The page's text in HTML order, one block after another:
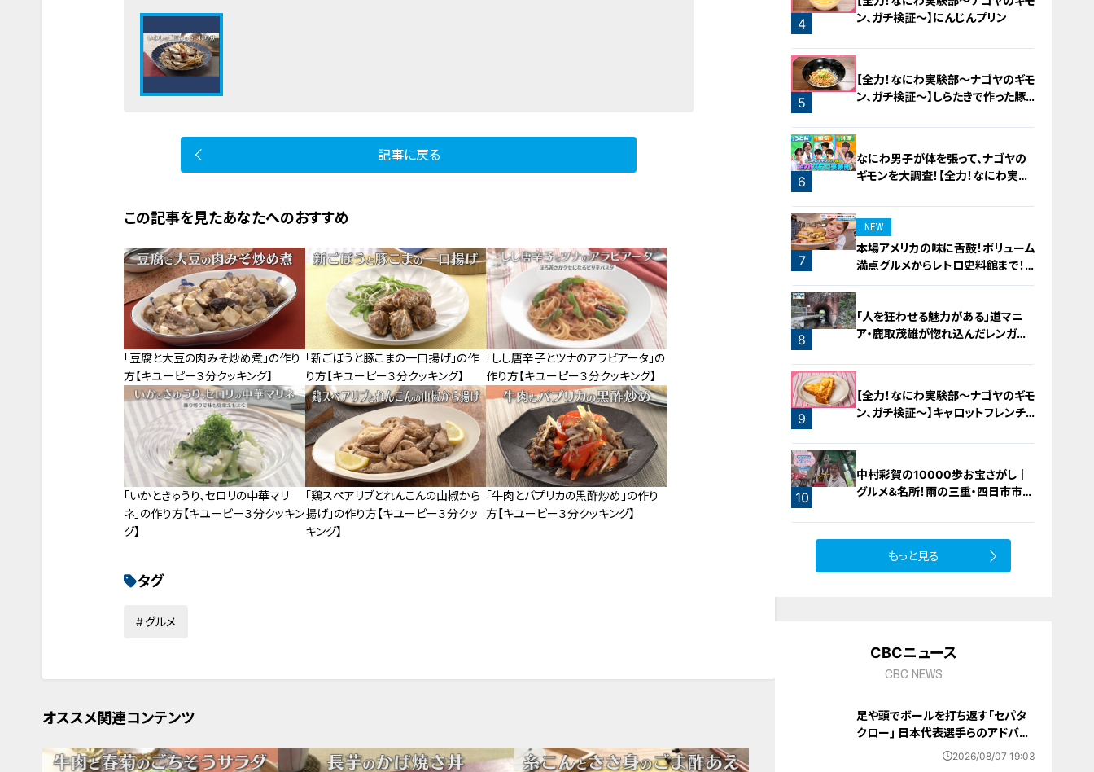
記事に戻る
この記事を見たあなたへのおすすめ
「豆腐と大豆の肉みそ炒め煮」の作り
方【キユーピー３分クッキング】
「新ごぼうと豚こまの一口揚げ」の作
り方【キユーピー３分クッキング】
「しし唐辛子とツナのアラビアータ」の
作り方【キユーピー３分クッキング】
「いかときゅうり、セロリの中華マリ
ネ」の作り方【キユーピー３分クッキン
グ】
「鶏スペアリブとれんこんの山椒から
揚げ」の作り方【キユーピー３分クッ
キング】
「牛肉とパプリカの黒酢炒め」の作り
方【キユーピー３分クッキング】
タグ
グルメ
オススメ関連コンテンツ
3
4
ン、ガチ検証～】にんじんプリン
5
【全力！なにわ実験部～ナゴヤのギモ
ン、ガチ検証～】しらたきで作った豚
6
なにわ男子が体を張って、ナゴヤの
ギモンを大調査！【全力！なにわ実験
7
NEW
本場アメリカの味に舌鼓！ボリューム
満点グルメからレトロ史料館まで！
愛知・東海市の感動スポット3選
8
「人を狂わせる魅力がある」道マニ
ア・鹿取茂雄が惚れ込んだレンガの
9
【全力！なにわ実験部～ナゴヤのギモ
ン、ガチ検証～】キャロットフレンチ
10
中村彩賀の10000歩お宝さがし｜
グルメ＆名所！雨の三重・四日市市で
もっと見る
CBCニュース
CBC NEWS
足や頭でボールを打ち返す｢セパタ
クロー｣ 日本代表選手らのアドバイ
ス受けて子どもたちが挑戦 愛知･北
2026/08/07 19:03